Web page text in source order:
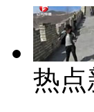
热点